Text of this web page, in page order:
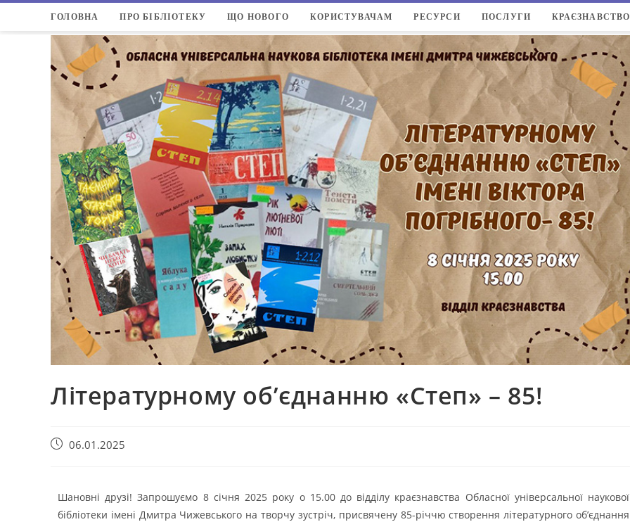
ГОЛОВНА ПРО БІБЛІОТЕКУ ЩО НОВОГО КОРИСТУВАЧАМ РЕСУРСИ ПОСЛУГИ КРАЄЗНАВСТВО
Літературному об’єднанню «Степ» – 85!
06.01.2025
Шановні друзі! Запрошуємо 8 січня 2025 року о 15.00 до відділу краєзнавства Обласної універсальної наукової
бібліотеки імені Дмитра Чижевського на творчу зустріч, присвячену 85-річчю створення літературного об’єднання